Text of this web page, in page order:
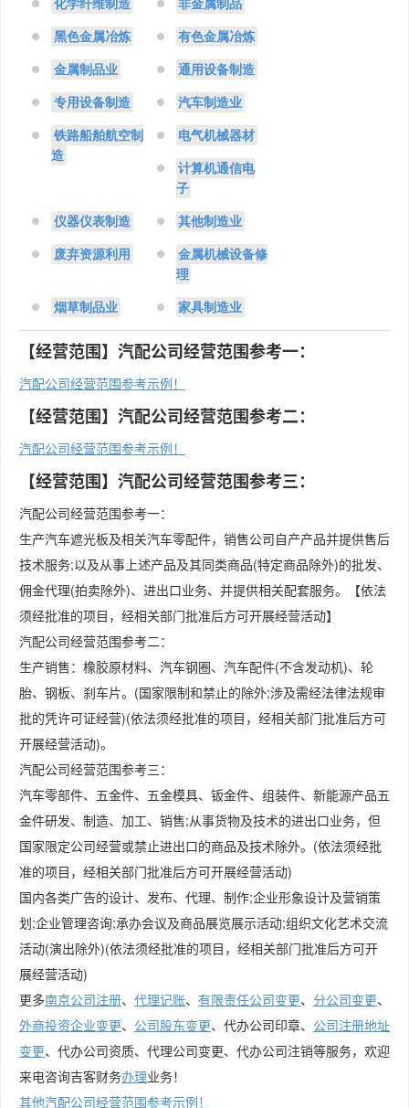
化学纤维制造 非金属制品
黑色金属冶炼 有色金属冶炼
金属制品业 通用设备制造
专用设备制造 汽车制造业
铁路船舶航空制
造
电气机械器材
计算机通信电
子
仪器仪表制造 其他制造业
废弃资源利用
金属机械设备修
理
烟草制品业 家具制造业
【经营范围】汽配公司经营范围参考一：
汽配公司经营范围参考示例！
【经营范围】汽配公司经营范围参考二：
汽配公司经营范围参考示例！
【经营范围】汽配公司经营范围参考三：
汽配公司经营范围参考一：
生产汽车遮光板及相关汽车零配件，销售公司自产产品并提供售后
技术服务;以及从事上述产品及其同类商品(特定商品除外)的批发、
佣金代理(拍卖除外)、进出口业务、并提供相关配套服务。【依法
须经批准的项目，经相关部门批准后方可开展经营活动】
汽配公司经营范围参考二：
生产销售：橡胶原材料、汽车钢圈、汽车配件(不含发动机)、轮
胎、钢板、刹车片。(国家限制和禁止的除外;涉及需经法律法规审
批的凭许可证经营)(依法须经批准的项目，经相关部门批准后方可
开展经营活动)。
汽配公司经营范围参考三：
汽车零部件、五金件、五金模具、钣金件、组装件、新能源产品五
金件研发、制造、加工、销售;从事货物及技术的进出口业务，但
国家限定公司经营或禁止进出口的商品及技术除外。(依法须经批
准的项目，经相关部门批准后方可开展经营活动)
国内各类广告的设计、发布、代理、制作;企业形象设计及营销策
划;企业管理咨询;承办会议及商品展览展示活动;组织文化艺术交流
活动(演出除外)(依法须经批准的项目，经相关部门批准后方可开
展经营活动)
更多南京公司注册、 代理记账、 有限责任公司变更、 分公司变更、
外商投资企业变更、 公司股东变更、代办公司印章、 公司注册地址
变更、代办公司资质、代理公司变更、代办公司注销等服务，欢迎
来电咨询吉客财务办理业务！
其他汽配公司经营范围参考示例！